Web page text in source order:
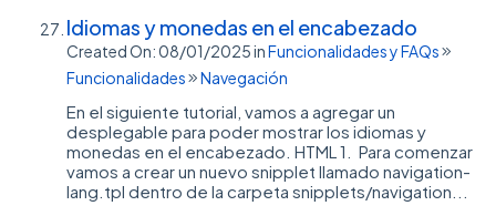
Idiomas y monedas en el encabezado
Created On: 08/01/2025inFuncionalidades y FAQs
Funcionalidades
Navegación
En el siguiente tutorial, vamos a agregar un
desplegable para poder mostrar los idiomas y
monedas en el encabezado. HTML 1. Para comenzar
vamos a crear un nuevo snipplet llamado navigation-
lang.tpl dentro de la carpeta snipplets/navigation...